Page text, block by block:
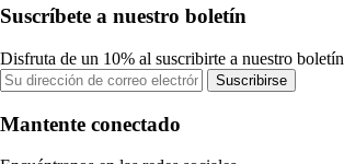
Suscríbete a nuestro boletín
Disfruta de un 10% al suscribirte a nuestro boletín
Suscribirse
Mantente conectado